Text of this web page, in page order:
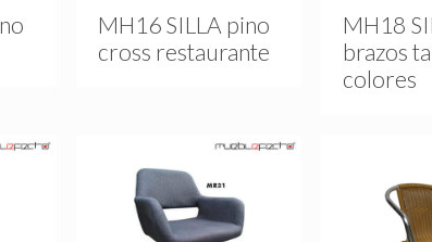
MH16 SILLA pino
cross restaurante
MH18
brazos
colores